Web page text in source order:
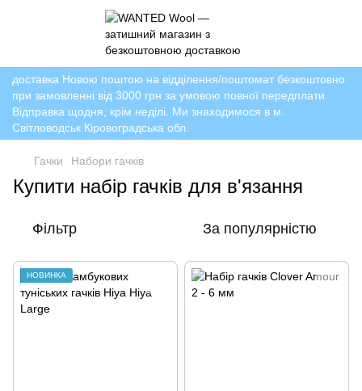
доставка Новою поштою на відділення/поштомат безкоштовно
при замовленні від 3000 грн за умовою повної передплати.
Відправка щодня, крім неділі. Ми знаходимося в м.
Світловодськ Кіровоградська обл.
Гачки Набори гачків
Купити набір гачків для в'язання
Фільтр За популярністю
НОВИНКА